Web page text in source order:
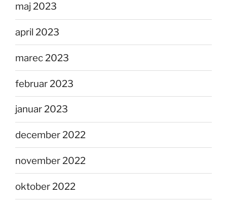
maj 2023
april 2023
marec 2023
februar 2023
januar 2023
december 2022
november 2022
oktober 2022